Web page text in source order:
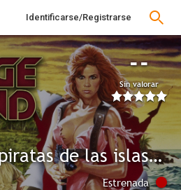
Identificarse/Registrarse
--
Sin valorar
Los piratas de las islas salvajes
Estrenada